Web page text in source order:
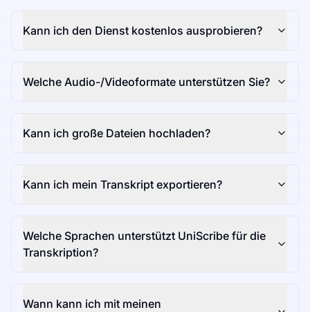
Kann ich den Dienst kostenlos ausprobieren?
Welche Audio-/Videoformate unterstützen Sie?
Kann ich große Dateien hochladen?
Kann ich mein Transkript exportieren?
Welche Sprachen unterstützt UniScribe für die
Transkription?
Wann kann ich mit meinen